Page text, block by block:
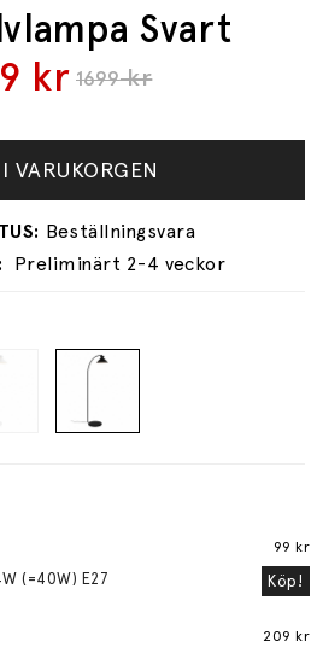
Svart
1699kr
kr
VARUKORGEN
Preliminärt 2-4 veckor
(=40W) E27
99 kr
Köp!
209 kr